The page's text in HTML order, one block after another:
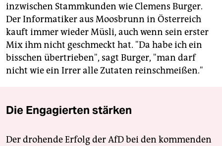
inzwischen Stammkunden wie Clemens Burger.
Der Informatiker aus Moosbrunn in Österreich
kauft immer wieder Müsli, auch wenn sein erster
Mix ihm nicht geschmeckt hat. "Da habe ich ein
bisschen übertrieben", sagt Burger, "man darf
nicht wie ein Irrer alle Zutaten reinschmeißen."
Die Engagierten stärken
Der drohende Erfolg der AfD bei den kommenden